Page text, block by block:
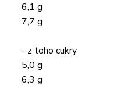
6,1 g
7,7 g
- z toho cukry
5,0 g
6,3 g